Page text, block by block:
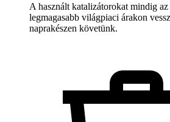
A használt katalizátorokat mindig
legmagasabb világpiaci árakon
naprakészen követünk.